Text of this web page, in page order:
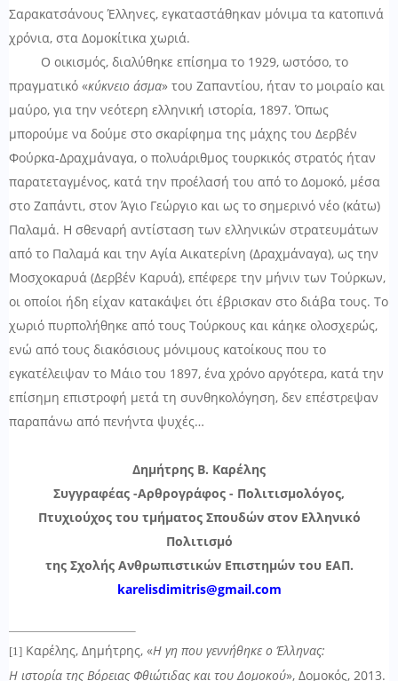
Σαρακατσάνους Έλληνες, εγκαταστάθηκαν μόνιμα τα κατοπινά
χρόνια, στα Δομοκίτικα χωριά.
Ο οικισμός, διαλύθηκε επίσημα το 1929, ωστόσο, το
πραγματικό «κύκνειο άσμα» του Ζαπαντίου, ήταν το μοιραίο και
μαύρο, για την νεότερη ελληνική ιστορία, 1897. Όπως
μπορούμε να δούμε στο σκαρίφημα της μάχης του Δερβέν
Φούρκα-Δραχμάναγα, ο πολυάριθμος τουρκικός στρατός ήταν
παρατεταγμένος, κατά την προέλασή του από το Δομοκό, μέσα
στο Ζαπάντι, στον Άγιο Γεώργιο και ως το σημερινό νέο (κάτω)
Παλαμά. Η σθεναρή αντίσταση των ελληνικών στρατευμάτων
από το Παλαμά και την Αγία Αικατερίνη (Δραχμάναγα), ως την
Μοσχοκαρυά (Δερβέν Καρυά), επέφερε την μήνιν των Τούρκων,
οι οποίοι ήδη είχαν κατακάψει ότι έβρισκαν στο διάβα τους. Το
χωριό πυρπολήθηκε από τους Τούρκους και κάηκε ολοσχερώς,
ενώ από τους διακόσιους μόνιμους κατοίκους που το
εγκατέλειψαν το Μάιο του 1897, ένα χρόνο αργότερα, κατά την
επίσημη επιστροφή μετά τη συνθηκολόγηση, δεν επέστρεψαν
παραπάνω από πενήντα ψυχές…
Δημήτρης Β. Καρέλης
Συγγραφέας -Αρθρογράφος - Πολιτισμολόγος,
Πτυχιούχος του τμήματος Σπουδών στον Ελληνικό
Πολιτισμό
της Σχολής Ανθρωπιστικών Επιστημών του ΕΑΠ.
karelisdimitris@gmail.com
[1] Καρέλης, Δημήτρης, «Η γη που γεννήθηκε ο Έλληνας:
Η ιστορία της Βόρειας Φθιώτιδας και του Δομοκού», Δομοκός, 2013.